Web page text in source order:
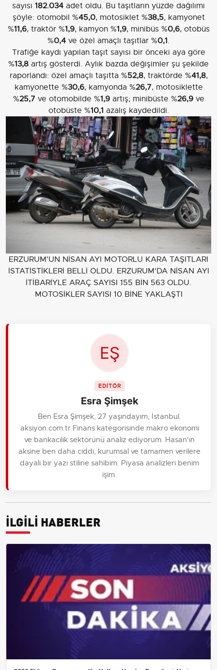
sayısı 182.034 adet oldu. Bu taşıtların yüzde dağılımı
şöyle: otomobil %45,0, motosiklet %38,5, kamyonet
%11,6, traktör %1,9, kamyon %1,9, minibüs %0,6, otobüs
%0,4 ve özel amaçlı taşıtlar %0,1.
Trafiğe kaydı yapılan taşıt sayısı bir önceki aya göre
%13,8 artış gösterdi. Aylık bazda değişimler şu şekilde
raporlandı: özel amaçlı taşıtta %52,8, traktörde %41,8,
kamyonette %30,6, kamyonda %26,7, motosiklette
%25,7 ve otomobilde %1,9artış; minibüste %26,9ve
otobüste %10,1 azalış kaydedildi.
ERZURUM'UN NİSAN AYI MOTORLU KARA TAŞITLARI
İSTATİSTİKLERİ BELLİ OLDU. ERZURUM'DA NİSAN AYI
İTİBARİYLE ARAÇ SAYISI 155 BİN 563 OLDU.
MOTOSİKLER SAYISI 10 BİNE YAKLAŞTI
EDİTÖR
Esra Şimşek
Ben Esra Şimşek, 27 yaşındayım, İstanbul.
aksiyon.com.tr Finans kategorisinde makro ekonomi
ve bankacılık sektörünü analiz ediyorum. Hasan'ın
aksine ben daha ciddi, kurumsal ve tamamen verilere
dayalı bir yazı stiline sahibim. Piyasa analizleri benim
işim.
İLGİLİ HABERLER